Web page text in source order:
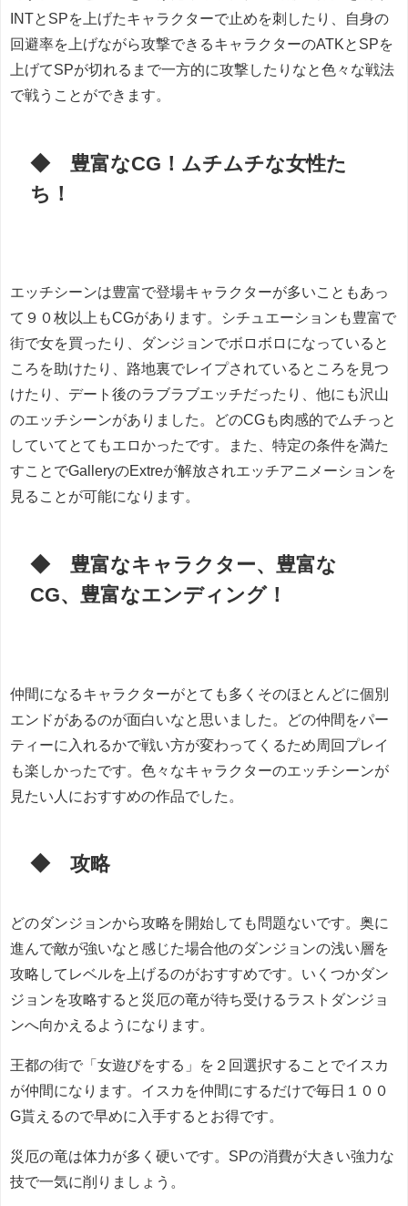
INTとSPを上げたキャラクターで止めを刺したり、自身の
回避率を上げながら攻撃できるキャラクターのATKとSPを
上げてSPが切れるまで一方的に攻撃したりなと色々な戦法
で戦うことができます。
◆ 豊富なCG！ムチムチな女性た
ち！
エッチシーンは豊富で登場キャラクターが多いこともあっ
て９０枚以上もCGがあります。シチュエーションも豊富で
街で女を買ったり、ダンジョンでボロボロになっていると
ころを助けたり、路地裏でレイプされているところを見つ
けたり、デート後のラブラブエッチだったり、他にも沢山
のエッチシーンがありました。どのCGも肉感的でムチっと
していてとてもエロかったです。また、特定の条件を満た
すことでGalleryのExtreが解放されエッチアニメーションを
見ることが可能になります。
◆ 豊富なキャラクター、豊富な
CG、豊富なエンディング！
仲間になるキャラクターがとても多くそのほとんどに個別
エンドがあるのが面白いなと思いました。どの仲間をパー
ティーに入れるかで戦い方が変わってくるため周回プレイ
も楽しかったです。色々なキャラクターのエッチシーンが
見たい人におすすめの作品でした。
◆ 攻略
どのダンジョンから攻略を開始しても問題ないです。奥に
進んで敵が強いなと感じた場合他のダンジョンの浅い層を
攻略してレベルを上げるのがおすすめです。いくつかダン
ジョンを攻略すると災厄の竜が待ち受けるラストダンジョ
ンへ向かえるようになります。
王都の街で「女遊びをする」を２回選択することでイスカ
が仲間になります。イスカを仲間にするだけで毎日１００
G貰えるので早めに入手するとお得です。
災厄の竜は体力が多く硬いです。SPの消費が大きい強力な
技で一気に削りましょう。